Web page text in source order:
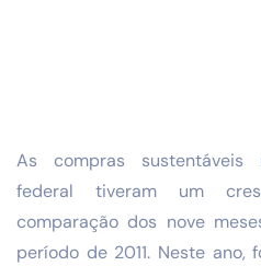
As compras sustentáveis
federal tiveram um
comparação dos nove
período de 2011. Neste